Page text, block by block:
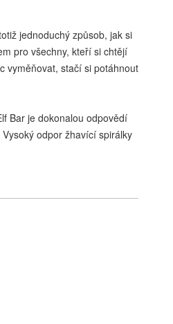
jednoduchý způsob, jak si
pro všechny, kteří si chtějí
vyměňovat, stačí si potáhnout
Bar je dokonalou odpovědí
odpor žhavící spirálky